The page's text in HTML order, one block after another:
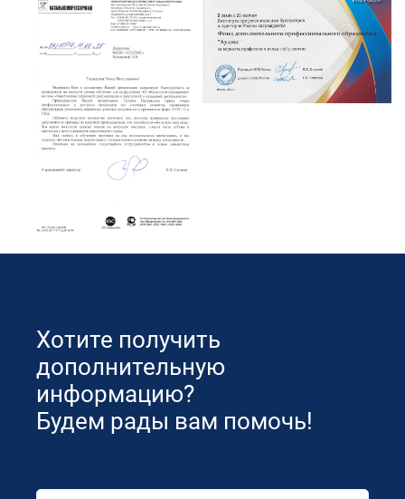
Хотите получить
дополнительную
информацию?
Будем рады вам помочь!